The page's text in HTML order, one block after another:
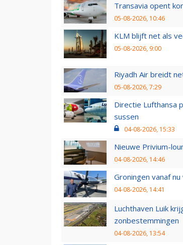
Transavia opent
05-08-2026, 10:46
KLM blijft net als
05-08-2026, 9:00
Riyadh Air breidt
05-08-2026, 7:29
Directie Lufthansa
sussen
04-08-2026, 15:33
Nieuwe Privium-
04-08-2026, 14:46
Groningen vanaf
04-08-2026, 14:41
Luchthaven Luik
zonbestemmingen
04-08-2026, 13:54